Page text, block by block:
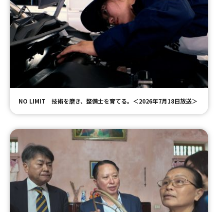
イベント
Event
試写会・プレゼント
Present
ＹＢＣオンデマンド
やまがた情熱市場
NO LIMIT 技術を磨き、整備士を育てる。＜2026年7月18日放送＞